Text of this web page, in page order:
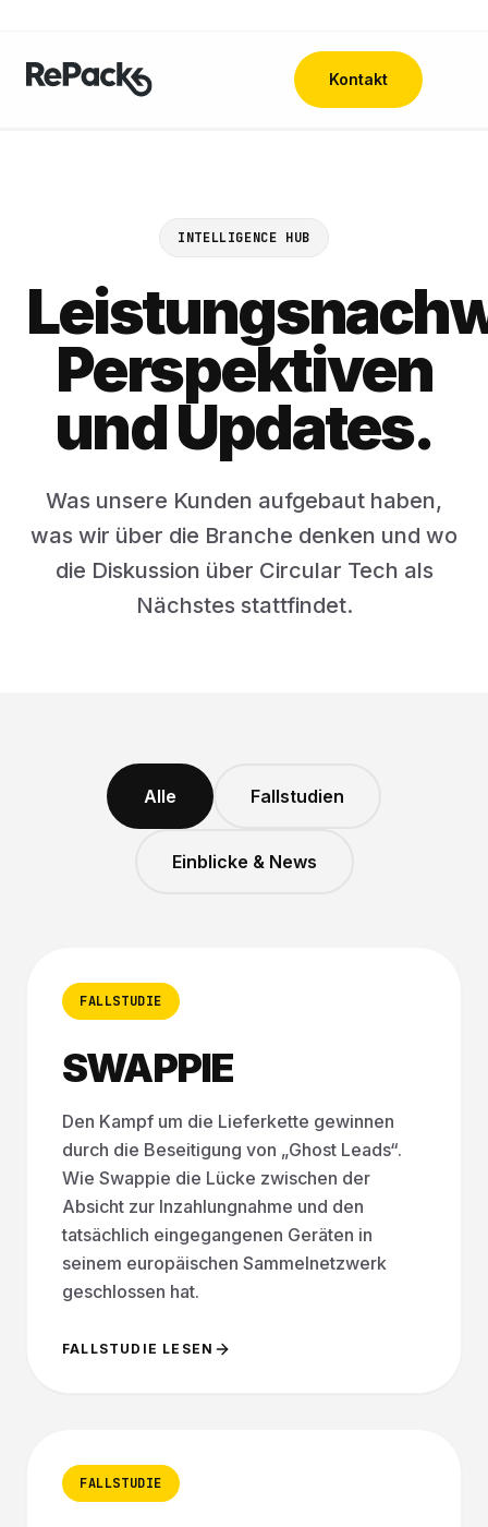
Kontakt
INTELLIGENCE HUB
Perspektiven
und Updates.
Was unsere Kunden aufgebaut haben,
was wir über die Branche denken und wo
die Diskussion über Circular Tech als
Nächstes stattfindet.
Alle Fallstudien
Einblicke & News
FALLSTUDIE
SWAPPIE
Den Kampf um die Lieferkette gewinnen
durch die Beseitigung von „Ghost Leads“.
Wie Swappie die Lücke zwischen der
Absicht zur Inzahlungnahme und den
tatsächlich eingegangenen Geräten in
seinem europäischen Sammelnetzwerk
geschlossen hat.
FALLSTUDIE LESEN
FALLSTUDIE